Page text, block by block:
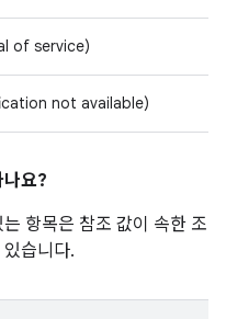
of service)
not available)
요?
항목은 참조 값이 속한 조
습니다.